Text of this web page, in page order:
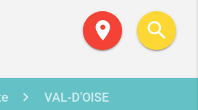
location_on search
VAL-D'OISE